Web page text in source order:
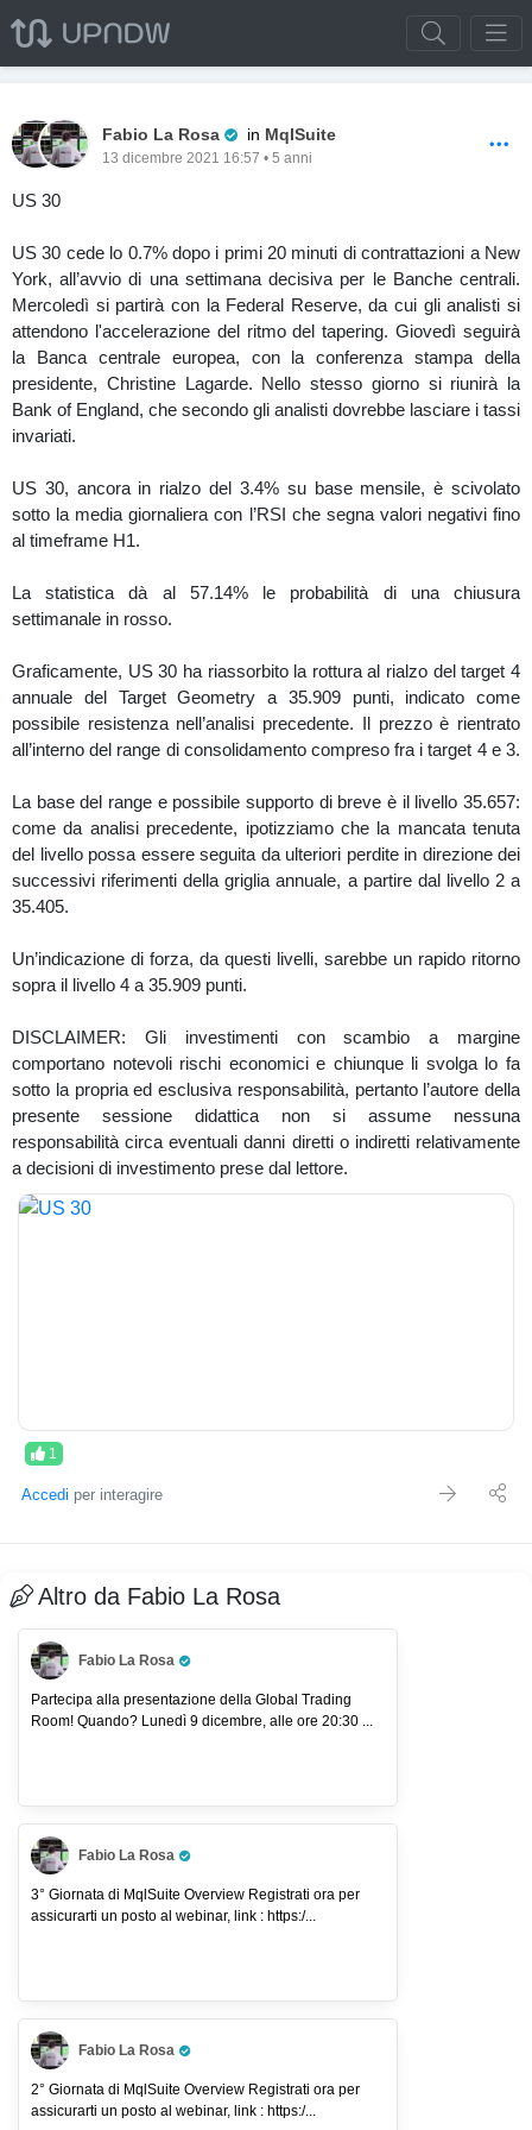
Fabio La Rosa Pro Trader
in MqlSuite
13 dicembre 2021 16:57 • 5 anni
US 30
US 30 cede lo 0.7% dopo i primi 20 minuti di contrattazioni a New
York, all’avvio di una settimana decisiva per le Banche centrali.
Mercoledì si partirà con la Federal Reserve, da cui gli analisti si
attendono l'accelerazione del ritmo del tapering. Giovedì seguirà
la Banca centrale europea, con la conferenza stampa della
presidente, Christine Lagarde. Nello stesso giorno si riunirà la
Bank of England, che secondo gli analisti dovrebbe lasciare i tassi
invariati.
US 30, ancora in rialzo del 3.4% su base mensile, è scivolato
sotto la media giornaliera con l’RSI che segna valori negativi fino
al timeframe H1.
La statistica dà al 57.14% le probabilità di una chiusura
settimanale in rosso.
Graficamente, US 30 ha riassorbito la rottura al rialzo del target 4
annuale del Target Geometry a 35.909 punti, indicato come
possibile resistenza nell’analisi precedente. Il prezzo è rientrato
all’interno del range di consolidamento compreso fra i target 4 e 3.
La base del range e possibile supporto di breve è il livello 35.657:
come da analisi precedente, ipotizziamo che la mancata tenuta
del livello possa essere seguita da ulteriori perdite in direzione dei
successivi riferimenti della griglia annuale, a partire dal livello 2 a
35.405.
Un’indicazione di forza, da questi livelli, sarebbe un rapido ritorno
sopra il livello 4 a 35.909 punti.
DISCLAIMER: Gli investimenti con scambio a margine
comportano notevoli rischi economici e chiunque li svolga lo fa
sotto la propria ed esclusiva responsabilità, pertanto l’autore della
presente sessione didattica non si assume nessuna
responsabilità circa eventuali danni diretti o indiretti relativamente
a decisioni di investimento prese dal lettore.
1
Accedi per interagire
Altro da Fabio La Rosa
Fabio La Rosa
Pro Trader
Partecipa alla presentazione della Global Trading
Room! Quando? Lunedì 9 dicembre, alle ore 20:30 ...
Fabio La Rosa
Pro Trader
3° Giornata di MqlSuite Overview Registrati ora per
assicurarti un posto al webinar, link : https:/...
Fabio La Rosa
Pro Trader
2° Giornata di MqlSuite Overview Registrati ora per
assicurarti un posto al webinar, link : https:/...